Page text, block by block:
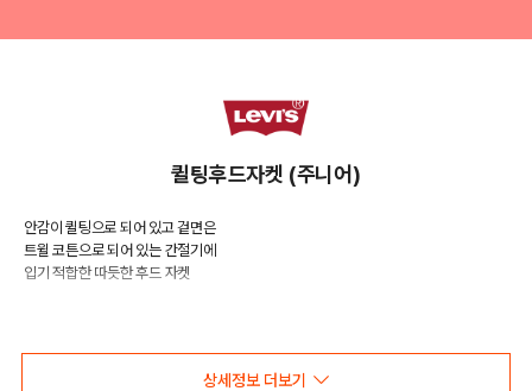
퀼팅후드자켓 (주니어)
안감이 퀼팅으로 되어 있고 겉면은
트윌 코튼으로 되어 있는 간절기에
입기 적합한 따듯한 후드 자켓
상세정보 더보기